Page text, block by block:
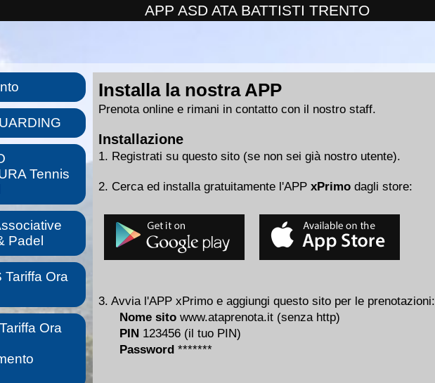
APP ASD ATA BATTISTI TRENTO
Tennis
Padel
Tariffa Ora
Ora
Installa la nostra APP
Prenota online e rimani in contatto con il nostro staff.
Installazione
1. Registrati su questo sito (se non sei già nostro utente).
2. Cerca ed installa gratuitamente l'APPxPrimo dagli store:
3. Avvia l'APP xPrimo e aggiungi questo sito per le prenotazioni:
Nome sito www.ataprenota.it (senza http)
PIN 123456 (il tuo PIN)
Password *******